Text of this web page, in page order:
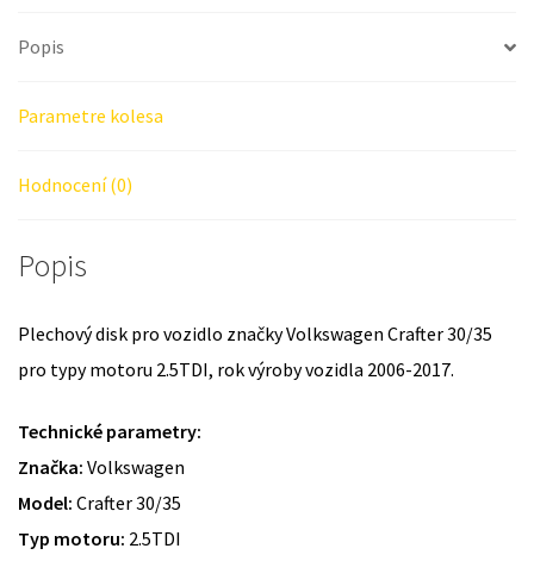
Popis
Parametre kolesa
Hodnocení (0)
Popis
Plechový disk pro vozidlo značky Volkswagen Crafter 30/35
pro typy motoru 2.5TDI, rok výroby vozidla 2006-2017.
Technické parametry:
Značka: Volkswagen
Model: Crafter 30/35
Typ motoru: 2.5TDI